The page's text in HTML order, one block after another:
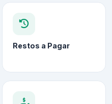
Restos a Pagar